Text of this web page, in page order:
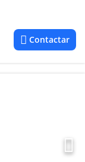
Contactar